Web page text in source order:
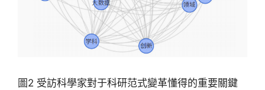
圖2 受訪科學家對于科研范式變革懂得的重要關鍵